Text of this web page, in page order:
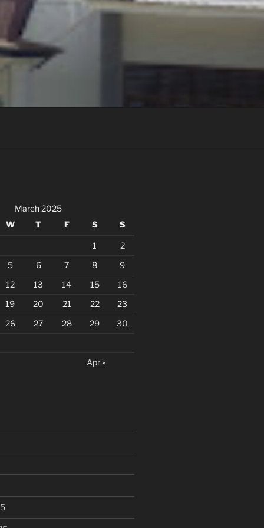
March 2025
W T F S S
1
2
5 6 7 8
9
12 13 14 15
16
19 20 21 22
23
26 27 28 29
30
Apr »